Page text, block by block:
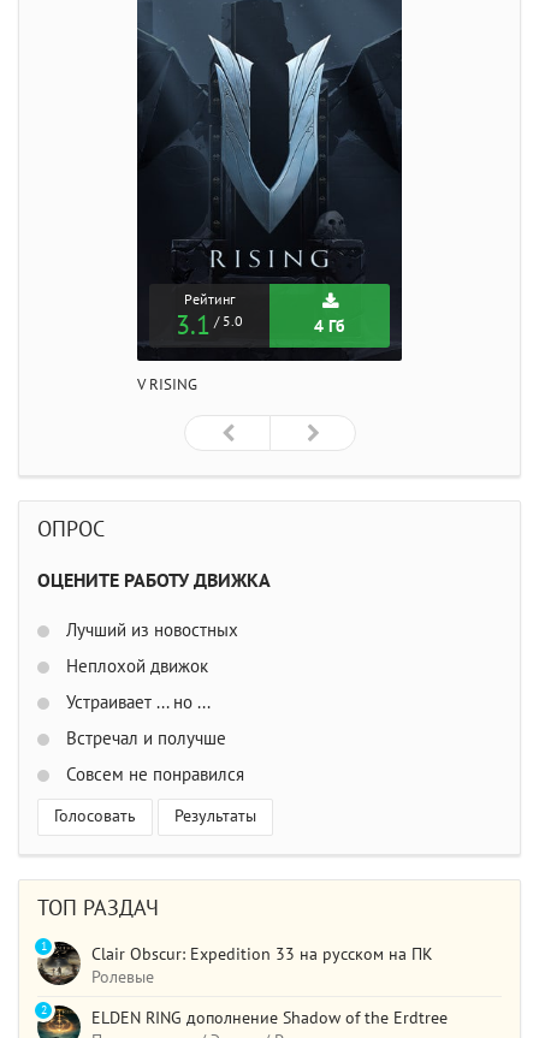
Рейтинг
3.1 / 5.0 4 Гб
V RISING
ОПРОС
ОЦЕНИТЕ РАБОТУ ДВИЖКА
Лучший из новостных
Неплохой движок
Устраивает ... но ...
Встречал и получше
Совсем не понравился
Голосовать Результаты
ТОП РАЗДАЧ
Clair Obscur: Expedition 33 на русском на ПК
Ролевые
1
ELDEN RING дополнение Shadow of the Erdtree
2